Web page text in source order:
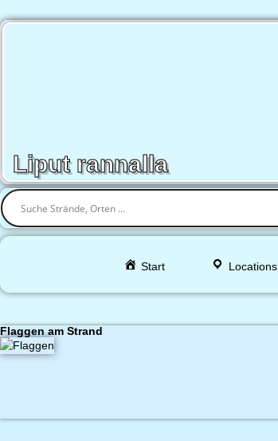
Liput rannalla
Start Locations
Flaggen am Strand